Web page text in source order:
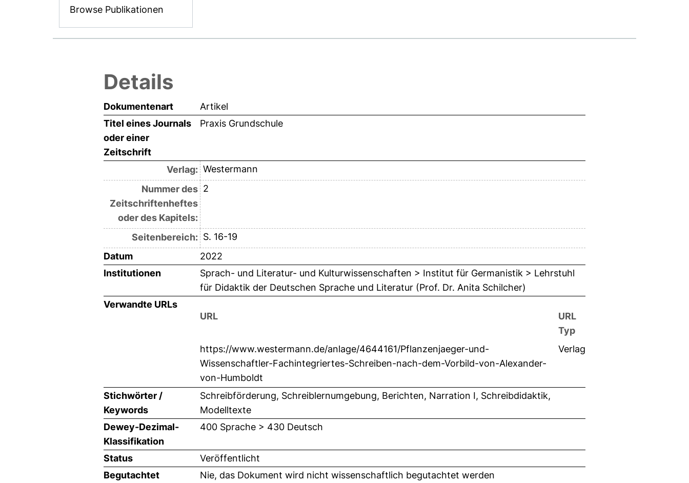
Browse Publikationen
Details
Dokumentenart
Artikel
Titel eines Journals
oder einer
Zeitschrift
Praxis Grundschule
Verlag: Westermann
Nummer des
Zeitschriftenheftes
oder des Kapitels:
2
Seitenbereich: S. 16-19
Datum
2022
Institutionen
Sprach- und Literatur- und Kulturwissenschaften > Institut für Germanistik > Lehrstuhl
für Didaktik der Deutschen Sprache und Literatur (Prof. Dr. Anita Schilcher)
Verwandte URLs
URL
URL
Typ
https://www.westermann.de/anlage/4644161/Pflanzenjaeger-und-
Wissenschaftler-Fachintegriertes-Schreiben-nach-dem-Vorbild-von-Alexander-
von-Humboldt
Verlag
Stichwörter /
Keywords
Schreibförderung, Schreiblernumgebung, Berichten, Narration I, Schreibdidaktik,
Modelltexte
Dewey-Dezimal-
Klassifikation
400 Sprache > 430 Deutsch
Status
Veröffentlicht
Begutachtet
Nie, das Dokument wird nicht wissenschaftlich begutachtet werden